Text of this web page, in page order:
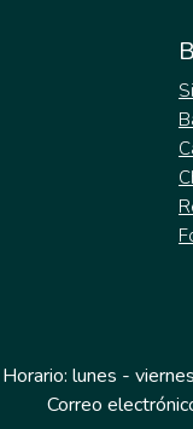
Horario: lunes -
Correo